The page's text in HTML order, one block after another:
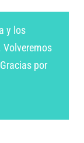
y los
por